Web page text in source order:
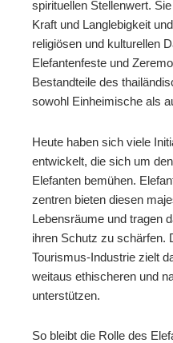
spirituellen Stellenwert.
Kraft und Langlebigkeit
religiösen und kulturellen
Elefantenfeste und
Bestandteile des
sowohl Einheimische als
Heute haben sich viele
entwickelt, die sich um
Elefanten bemühen.
zentren bieten diesen
Lebensräume und tragen
ihren Schutz zu schärfen.
Tourismus-Industrie zielt
weitaus ethischeren und
unterstützen.
So bleibt die Rolle des